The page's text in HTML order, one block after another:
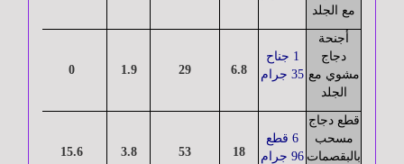
أمراض
مع الجلد
أجنحة
دجاج
مشوي مع
الجلد
1 جناح
35 جرام
6.8
29
1.9
0
قطع دجاج
مسحب
بالبقصمات
6 قطع
96 جرام
18
53
3.8
15.6